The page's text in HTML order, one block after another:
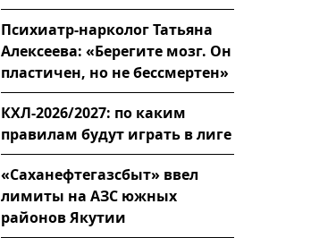
Психиатр-нарколог Татьяна
Алексеева: «Берегите мозг. Он
пластичен, но не бессмертен»
КХЛ-2026/2027: по каким
правилам будут играть в лиге
«Саханефтегазсбыт» ввел
лимиты на АЗС южных
районов Якутии